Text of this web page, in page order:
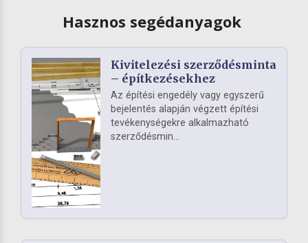
Hasznos segédanyagok
Kivitelezési szerződésminta
– építkezésekhez
Az építési engedély vagy egyszerű
bejelentés alapján végzett építési
tevékenységekre alkalmazható
szerződésmin...